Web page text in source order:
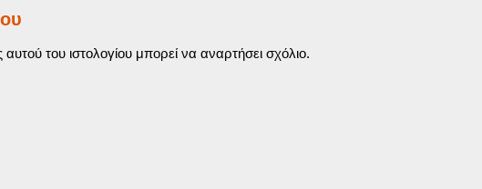
του ιστολογίου μπορεί να αναρτήσει σχόλιο.